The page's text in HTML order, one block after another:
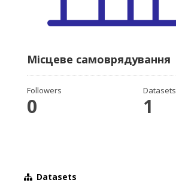
Місцеве самоврядування
Followers
0
Datasets
1
Datasets